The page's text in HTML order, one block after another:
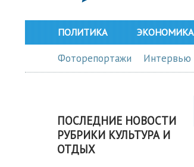
ПОЛИТИКА ЭКОНОМИКА
Фоторепортажи Интервью
ПОСЛЕДНИЕ НОВОСТИ
РУБРИКИ КУЛЬТУРА И
ОТДЫХ